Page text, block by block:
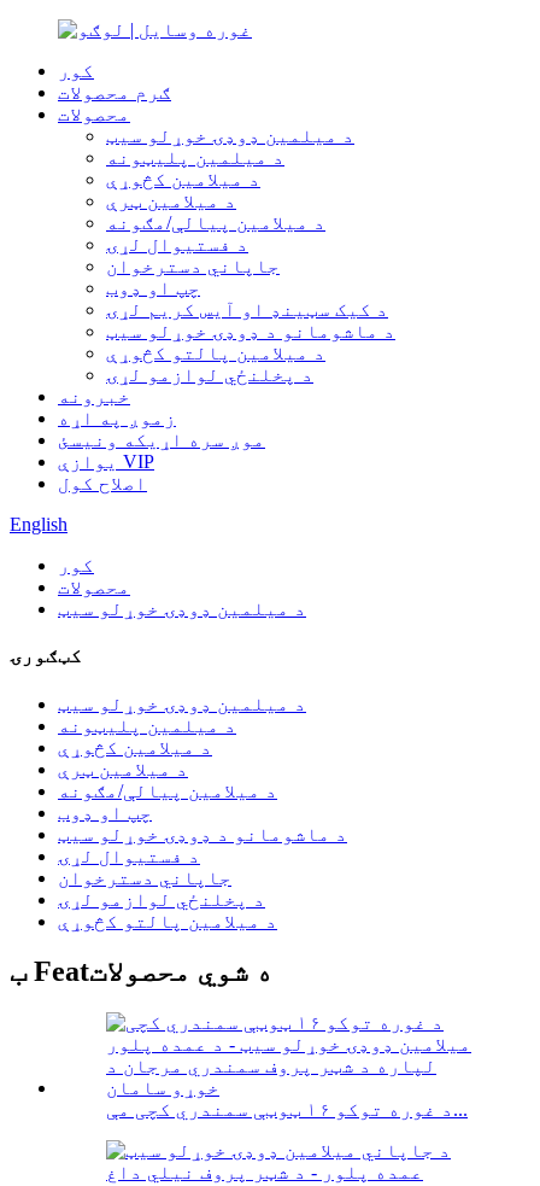
کور
ګرم محصولات
محصولات
د میلمین ډوډۍ خوړلو سیټ
د میلمین پلیټونه
د میلامین کڅوړې
د میلامین ټرې
د میلامین پیالې/مګونه
د فستیوال لړۍ
جاپاني دسترخوان
چپ او ډوب
د کیک سټینډ او آیس کریم لړۍ
د ماشومانو د ډوډۍ خوړلو سیټ
د میلامین پالتو کڅوړې
د پخلنځي لوازمو لړۍ
خبرونه
زموږ په اړه
موږ سره اړیکه ونیسئ
یوازې VIP
اصلاح کول
English
کور
محصولات
د میلمین ډوډۍ خوړلو سیټ
کټګورۍ
د میلمین ډوډۍ خوړلو سیټ
د میلمین پلیټونه
د میلامین کڅوړې
د میلامین ټرې
د میلامین پیالې/مګونه
چپ او ډوب
د ماشومانو د ډوډۍ خوړلو سیټ
د فستیوال لړۍ
جاپاني دسترخوان
د پخلنځي لوازمو لړۍ
د میلامین پالتو کڅوړې
ب Featه شوي محصولات
د غوره توکو ۱۶ ټوټې سمندري کچی مې...